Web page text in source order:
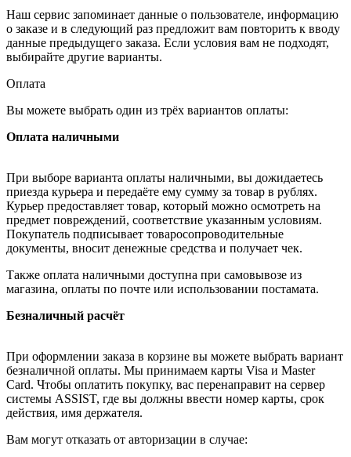
Наш сервис запоминает данные о пользователе, информацию
о заказе и в следующий раз предложит вам повторить к вводу
данные предыдущего заказа. Если условия вам не подходят,
выбирайте другие варианты.
Оплата
Вы можете выбрать один из трёх вариантов оплаты:
Оплата наличными
При выборе варианта оплаты наличными, вы дожидаетесь
приезда курьера и передаёте ему сумму за товар в рублях.
Курьер предоставляет товар, который можно осмотреть на
предмет повреждений, соответствие указанным условиям.
Покупатель подписывает товаросопроводительные
документы, вносит денежные средства и получает чек.
Также оплата наличными доступна при самовывозе из
магазина, оплаты по почте или использовании постамата.
Безналичный расчёт
При оформлении заказа в корзине вы можете выбрать вариант
безналичной оплаты. Мы принимаем карты Visa и Master
Card. Чтобы оплатить покупку, вас перенаправит на сервер
системы ASSIST, где вы должны ввести номер карты, срок
действия, имя держателя.
Вам могут отказать от авторизации в случае: